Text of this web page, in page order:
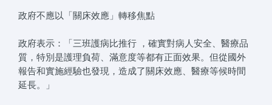
政府不應以「關床效應」轉移焦點
政府表示：「三班護病比推行 ，確實對病人安全、醫療品
質，特別是護理負荷、滿意度等都有正面效果。但從國外
報告和實施經驗也發現，造成了關床效應、醫療等候時間
延長。」